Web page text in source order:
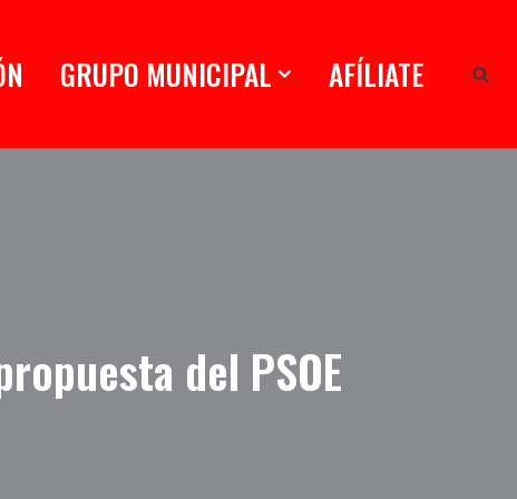
GRUPO MUNICIPAL AFÍLIATE
del PSOE